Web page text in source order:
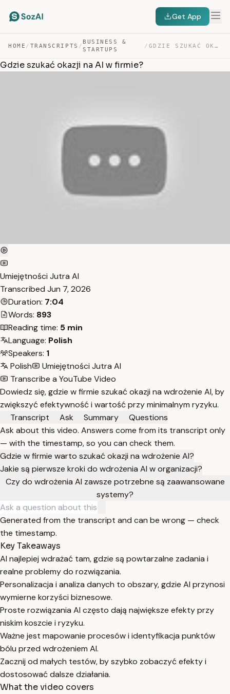
Get App
HOME / TRANSCRIPTS /
BUSINESS &
STARTUPS
/ GDZIE SZUKAĆ OKAZJI NA AI W FIRMIE? — TRANSCRIPT
Gdzie szukać okazji na AI w firmie?
Umiejętności Jutra AI
Transcribed Jun 7, 2026
Duration: 7:04
Words: 893
Reading time: 5 min
Language: Polish
Speakers: 1
Polish
Umiejętności Jutra AI
Transcribe a YouTube Video
Dowiedz się, gdzie w firmie szukać okazji na wdrożenie AI, by
zwiększyć efektywność i wartość przy minimalnym ryzyku.
Transcript
Ask Summary
Questions
Ask about this video. Answers come from its transcript only
— with the timestamp, so you can check them.
Gdzie w firmie warto szukać okazji na wdrożenie AI?
Jakie są pierwsze kroki do wdrożenia AI w organizacji?
Czy do wdrożenia AI zawsze potrzebne są zaawansowane
systemy?
Generated from the transcript and can be wrong — check
the timestamp.
Key Takeaways
AI najlepiej wdrażać tam, gdzie są powtarzalne zadania i
realne problemy do rozwiązania.
Personalizacja i analiza danych to obszary, gdzie AI przynosi
wymierne korzyści biznesowe.
Proste rozwiązania AI często dają największe efekty przy
niskim koszcie i ryzyku.
Ważne jest mapowanie procesów i identyfikacja punktów
bólu przed wdrożeniem AI.
Zacznij od małych testów, by szybko zobaczyć efekty i
dostosować dalsze działania.
What the video covers